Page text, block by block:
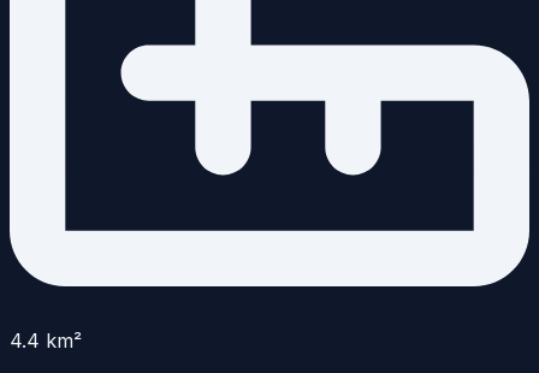
4.4 km²